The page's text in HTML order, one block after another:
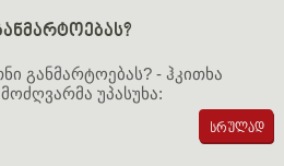
განმარტოებას? - ჰკითხა
უპასუხა: